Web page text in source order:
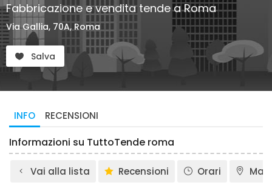
Fabbricazione e vendita tende a Roma
Via Gallia, 70A, Roma
Salva
INFO RECENSIONI
Informazioni su TuttoTende roma
Vai alla lista Recensioni Orari